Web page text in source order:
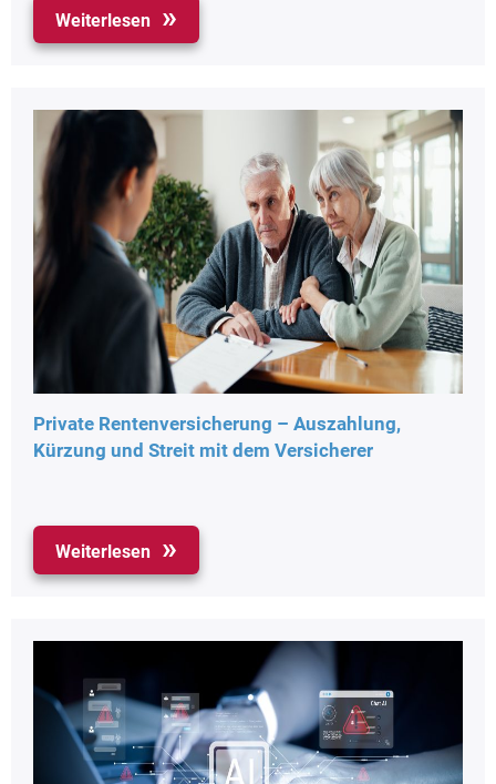
Weiterlesen
Private Rentenversicherung – Auszahlung,
Kürzung und Streit mit dem Versicherer
Weiterlesen